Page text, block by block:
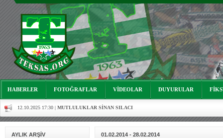
HABERLER FOTOĞRAFLAR VİDEOLAR DUYURULAR
06.07.2023 18:57 |Bursasporumuzun önü açılsın istiyoruz!
03.05.2023 13:18 | Hoş geldin Alaz Bebek!
10.04.2023 14:44 | Hoş geldin Göktuğ Bebek!
30.12.2022 18:00 |Hoş geldin Kadir Kağan Bebek!
11.11.2025 14:13 | Hoş geldin Ertuğrul Bebek!
08.01.2024 19:01 |
AYLIK ARŞİV 01.02.2014 - 28.02.2014